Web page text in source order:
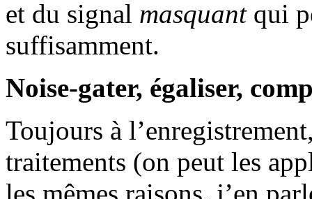
et du signal masquantqui
suffisamment.
Noise-gater, égaliser,
Toujours à
traitements (on peut les
les mêmes raisons, j’en